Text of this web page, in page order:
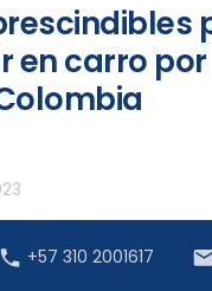
en carro por
+57 310 2001617